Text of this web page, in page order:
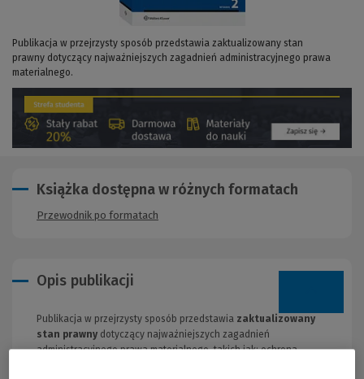
Publikacja w przejrzysty sposób przedstawia zaktualizowany stan
prawny dotyczący najważniejszych zagadnień administracyjnego prawa
materialnego.
Opis publikacji
Publikacja w przejrzysty sposób przedstawia zaktualizowany
stan prawny dotyczący najważniejszych zagadnień
administracyjnego prawa materialnego, takich jak: ochrona
Książka dostępna w różnych formatach
Przewodnik po formatach